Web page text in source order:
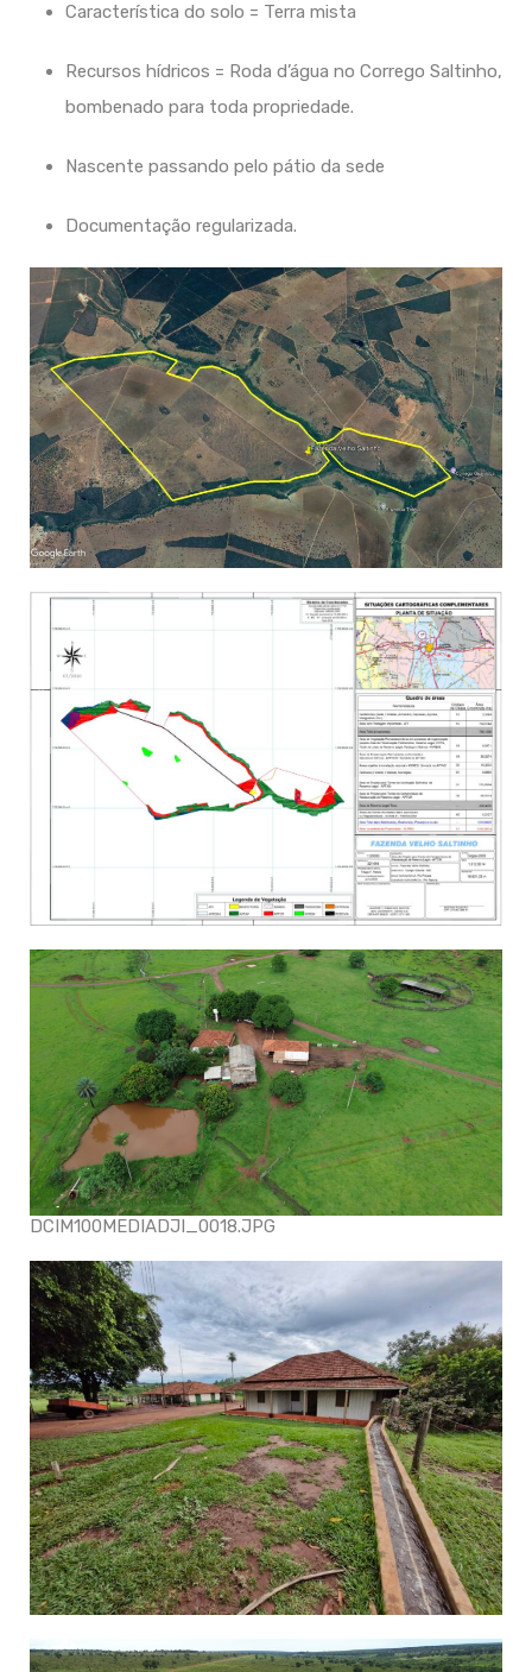
Característica do solo = Terra mista
Recursos hídricos = Roda d’água no Corrego Saltinho,
bombenado para toda propriedade.
Nascente passando pelo pátio da sede
Documentação regularizada.
DCIM100MEDIADJI_0018.JPG